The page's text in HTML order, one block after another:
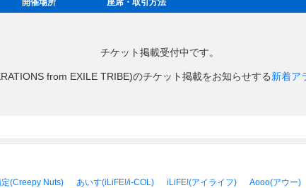
開催場所 座席・取引方法
チケット掲載受付中です。
from EXILE TRIBE)のチケット掲載をお知らせする新着ア
定(Creepy Nuts) あいす(iLiFE!/i-COL) iLiFE!(アイライフ) Aooo(アウー)